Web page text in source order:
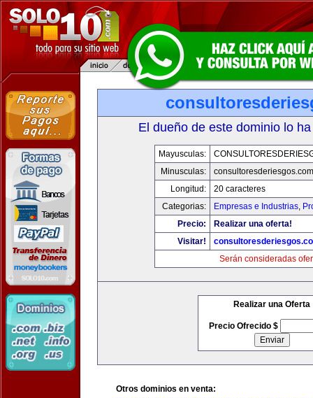
El dueño de este dominio lo
Mayusculas:
Minusculas:
consultoresderiesgos.com
Longitud:
20 caracteres
Categorias:
Empresas e Industrias,
Precio:
Realizar una oferta!
Visitar!
Serán consideradas
Realizar una Oferta
Precio Ofrecido $
Otros dominios en venta: